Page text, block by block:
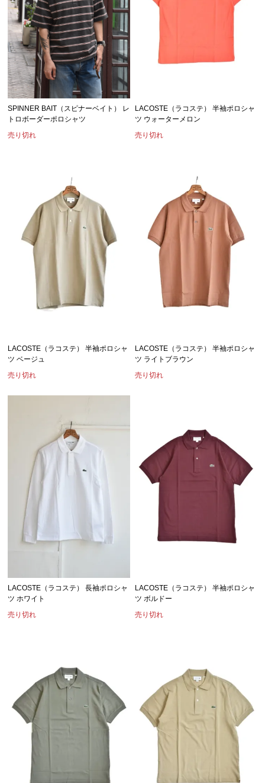
SPINNER BAIT（スピナーベイト） レ
トロボーダーポロシャツ
売り切れ
LACOSTE（ラコステ） 半袖ポロシャ
ツ ウォーターメロン
売り切れ
LACOSTE（ラコステ） 半袖ポロシャ
ツ ベージュ
売り切れ
LACOSTE（ラコステ） 半袖ポロシャ
ツ ライトブラウン
売り切れ
LACOSTE（ラコステ） 長袖ポロシャ
ツ ホワイト
売り切れ
LACOSTE（ラコステ） 半袖ポロシャ
ツ ボルドー
売り切れ